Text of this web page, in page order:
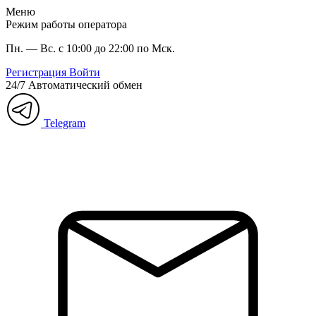
Меню
Режим работы оператора
Пн. — Вс. с 10:00 до 22:00 по Мск.
Регистрация Войти
24/7 Автоматический обмен
Telegram